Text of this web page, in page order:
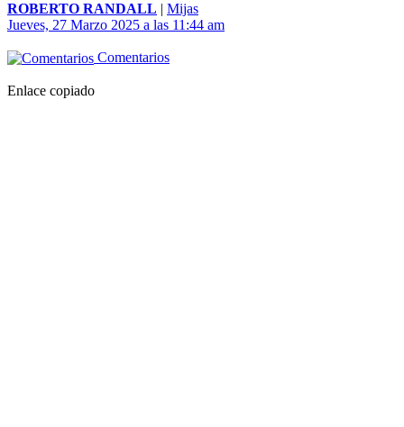
ROBERTO RANDALL | Mijas
Jueves, 27 Marzo 2025 a las 11:44 am
Comentarios
Enlace copiado